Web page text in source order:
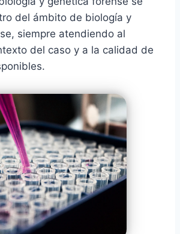
del ámbito de biología y
siempre atendiendo al
del caso y a la calidad de